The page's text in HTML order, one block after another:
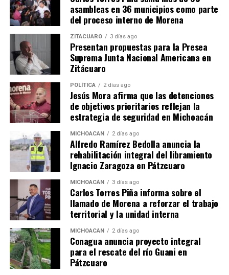
Asistieron a la firma de convenio el secretario de Medio
Ambiente, Alejandro Méndez López; el titular de la
oficina de representación de la Semarnat en Michoacán,
Carlos Alberto García Salgado; así como presidentes
municipales, autoridades federales y estatales,
legisladores locales, comunidades indígenas,
asociaciones sociales y representantes del sector
educativo.
Comparte con:
Me gusta esto:
asambleas en 36 municipios como parte
del proceso interno de Morena
ZITÁCUARO 3 días ago
Presentan propuestas para la Presea
Suprema Junta Nacional Americana en
Zitácuaro
POLÍTICA 2 días ago
Jesús Mora afirma que las detenciones
de objetivos prioritarios reflejan la
estrategia de seguridad en Michoacán
MICHOACÁN 2 días ago
Alfredo Ramírez Bedolla anuncia la
rehabilitación integral del libramiento
Ignacio Zaragoza en Pátzcuaro
MICHOACÁN 3 días ago
Carlos Torres Piña informa sobre el
llamado de Morena a reforzar el trabajo
territorial y la unidad interna
MICHOACÁN 2 días ago
Conagua anuncia proyecto integral
para el rescate del río Guani en
Pátzcuaro